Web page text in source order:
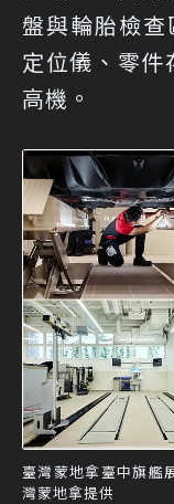
盤與輪胎檢
定位儀、零件
高機。
臺灣蒙地拿臺中旗艦
灣蒙地拿提供